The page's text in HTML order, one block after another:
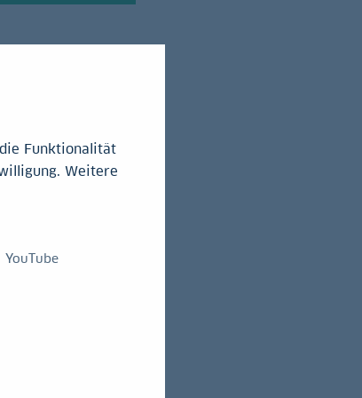
Funktionalität
Weitere
YouTube